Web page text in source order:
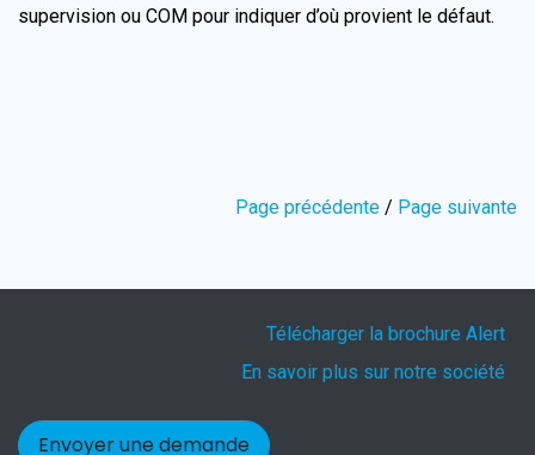
supervision ou COM pour indiquer d’où provient le défaut.
Page précédente / Page suivante
Télécharger la brochure Alert
En savoir plus sur notre société
Envoyer une demande